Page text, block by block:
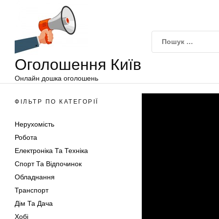
Оголошення Київ
Онлайн дошка оголошень
ФІЛЬТР ПО КАТЕГОРІЇ
Нерухомість
Робота
Електроніка Та Техніка
Спорт Та Відпочинок
Обладнання
Транспорт
Дім Та Дача
Хобі